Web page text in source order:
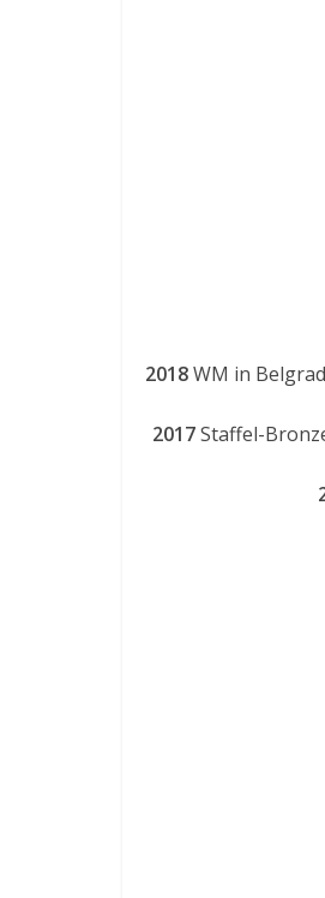
2018WM in
2017Staffel-